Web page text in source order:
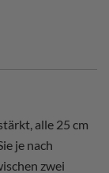
alle 25 cm
je nach
zwei